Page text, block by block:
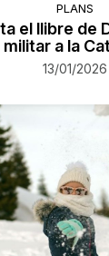
PLANS
el llibre de
a la
13/01/2026